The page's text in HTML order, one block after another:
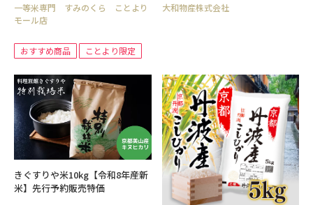
一等米専門 すみのくら ことより
モール店
おすすめ商品 ことより限定
大和物産株式会社
きぐすりや米10kg【令和8年産新
米】先行予約販売特価